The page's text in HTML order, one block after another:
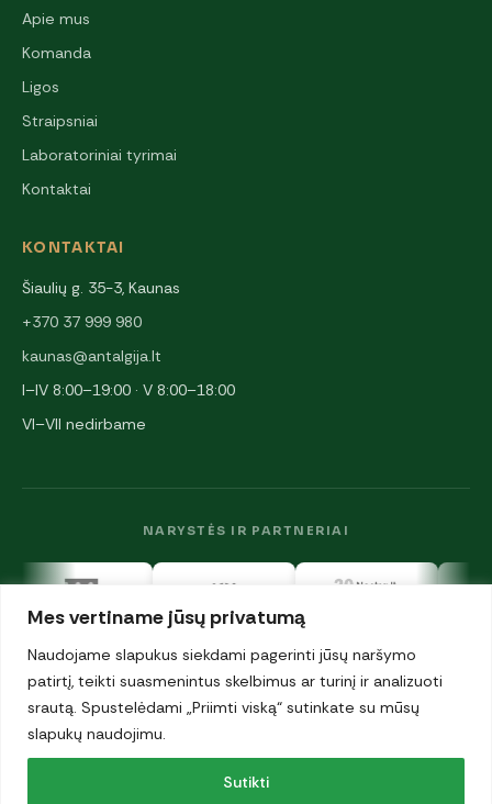
Mes vertiname jūsų privatumą
Naudojame slapukus siekdami pagerinti jūsų naršymo
patirtį, teikti suasmenintus skelbimus ar turinį ir analizuoti
srautą. Spustelėdami „Priimti viską“ sutinkate su mūsų
slapukų naudojimu.
Sutikti
Apie mus
Komanda
Ligos
Straipsniai
Laboratoriniai tyrimai
Kontaktai
KONTAKTAI
Šiaulių g. 35-3, Kaunas
+370 37 999 980
kaunas@antalgija.lt
I–IV 8:00–19:00 · V 8:00–18:00
VI–VII nedirbame
NARYSTĖS IR PARTNERIAI
© 2026 UAB „Antalgija". Visos teisės saugomos.
·
Slapukai